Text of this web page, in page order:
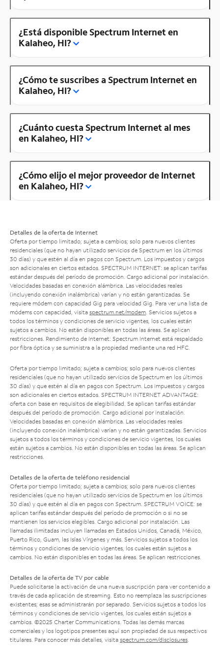
¿Está disponible Spectrum Internet en
Kalaheo, HI?
¿Cómo te suscribes a Spectrum Internet en
Kalaheo, HI?
¿Cuánto cuesta Spectrum Internet al mes
en Kalaheo, HI?
¿Cómo elijo el mejor proveedor de Internet
en Kalaheo, HI?
Detalles de la oferta de Internet
Oferta por tiempo limitado; sujeta a cambios; solo para nuevos clientes
residenciales (que no hayan utilizado servicios de Spectrum en los últimos
30 días) y que estén al día en pagos con Spectrum. Los impuestos y cargos
son adicionales en ciertos estados. SPECTRUM INTERNET: se aplican tarifas
estándar después del período de promoción. Cargo adicional por instalación.
Velocidades basadas en conexión alámbrica. Las velocidades reales
(incluyendo conexión inalámbrica) varían y no están garantizadas. Se
requiere módem con capacidad Gig para velocidad Gig. Para ver una lista de
módems con capacidad, visita spectrum.net/modem . Servicios sujetos a
todos los términos y condiciones de servicio vigentes, los cuales están
sujetos a cambios. No están disponibles en todas las áreas. Se aplican
restricciones. Rendimiento de Internet: Spectrum Internet está respaldado
por fibra óptica y se suministra a la propiedad mediante una red HFC.
Oferta por tiempo limitado; sujeta a cambios; solo para nuevos clientes
residenciales (que no hayan utilizado servicios de Spectrum en los últimos
30 días) y que estén al día en pagos con Spectrum. Los impuestos y cargos
son adicionales en ciertos estados. SPECTRUM INTERNET ADVANTAGE:
oferta con base en requisitos de elegibilidad. Se aplican tarifas estándar
después del período de promoción. Cargo adicional por instalación.
Velocidades basadas en conexión alámbrica. Las velocidades reales
(incluyendo conexión inalámbrica) varían y no están garantizadas. Servicios
sujetos a todos los términos y condiciones de servicio vigentes, los cuales
están sujetos a cambios. No están disponibles en todas las áreas. Se aplican
restricciones.
Detalles de la oferta de teléfono residencial
Oferta por tiempo limitado; sujeta a cambios; solo para nuevos clientes
residenciales (que no hayan utilizado servicios de Spectrum en los últimos
30 días) y que estén al día en pagos con Spectrum. SPECTRUM VOICE: se
aplican tarifas estándar después del período de promoción o si no se
mantienen los servicios elegibles. Cargo adicional por instalación. Las
llamadas ilimitadas incluyen llamadas en Estados Unidos, Canadá, México,
Puerto Rico, Guam, las Islas Vírgenes y más. Servicios sujetos a todos los
términos y condiciones de servicio vigentes, los cuales están sujetos a
cambios. No están disponibles en todas las áreas. Se aplican restricciones.
Detalles de la oferta de TV por cable
Puede solicitarse la activación de una nueva suscripción para ver contenido a
través de cada aplicación de streaming. Esto no reemplaza las suscripciones
existentes; esas se administrarán por separado. Servicios sujetos a todos los
términos y condiciones de servicio vigentes, los cuales están sujetos a
cambios. ©2025 Charter Communications. Todas las demás marcas
comerciales y los logotipos presentes aquí son propiedad de sus respectivos
titulares. Para conocer más detalles, visita spectrum.com/disclosures